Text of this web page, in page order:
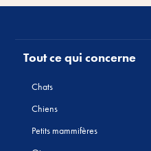
Tout ce qui concerne
Chats
Chiens
Petits mammifères